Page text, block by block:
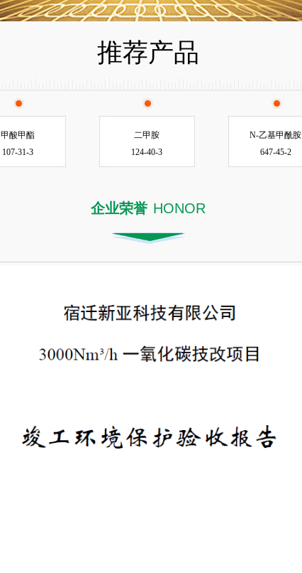
推荐产品
甲酸甲酯
107-31-3
二甲胺
124-40-3
N-乙基甲酰胺
647-45-2
企业荣誉 HONOR